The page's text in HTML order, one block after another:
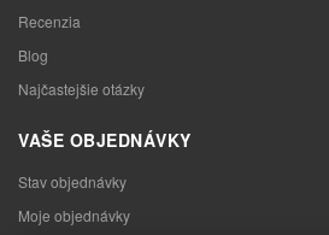
Recenzia
Blog
Najčastejšie otázky
VAŠE OBJEDNÁVKY
Stav objednávky
Moje objednávky